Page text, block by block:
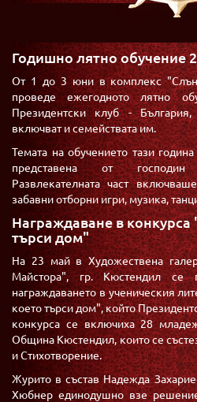
Годишно лятно обучение
От 1 до 3 юни в комплекс
проведе ежегодното лятно
Президентски клуб -
включват и семействата им.
Темата на обучението тази
представена от господин
Развлекателната част
забавни отборни игри, музика,
Награждаване в конкурса
търси дом"
На 23 май в Художествена
Майстора", гр. Кюстендил се
награждаването в ученическия
което търси дом", който
конкурса се включиха 28
Община Кюстендил, които се
и Стихотворение.
Журито в състав Надежда
Хюбнер единодушно взе